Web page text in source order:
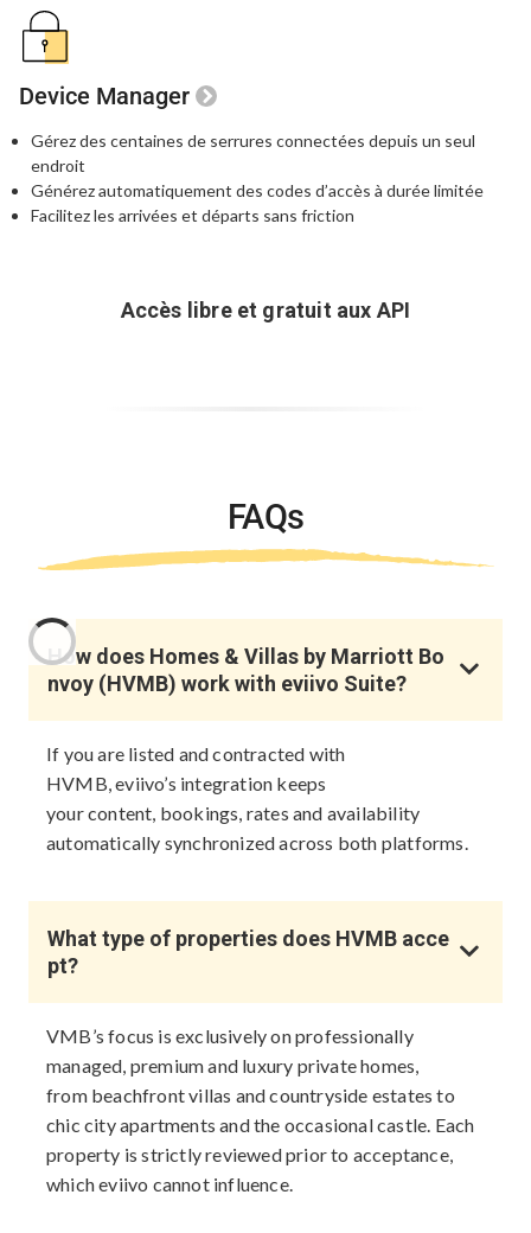
Device Manager
Gérez des centaines de serrures connectées depuis un seul
endroit
Générez automatiquement des codes d’accès à durée limitée
Facilitez les arrivées et départs sans friction
Accès libre et gratuit aux API
FAQs
How does Homes & Villas by Marriott Bo
nvoy (HVMB) work with eviivo Suite?
If you are listed and contracted with
HVMB, eviivo’s integration keeps
your content, bookings, rates and availability
automatically synchronized across both platforms.
What type of properties does HVMB acce
pt?
VMB’s focus is exclusively on professionally
managed, premium and luxury private homes,
from beachfront villas and countryside estates to
chic city apartments and the occasional castle. Each
property is strictly reviewed prior to acceptance,
which eviivo cannot influence.